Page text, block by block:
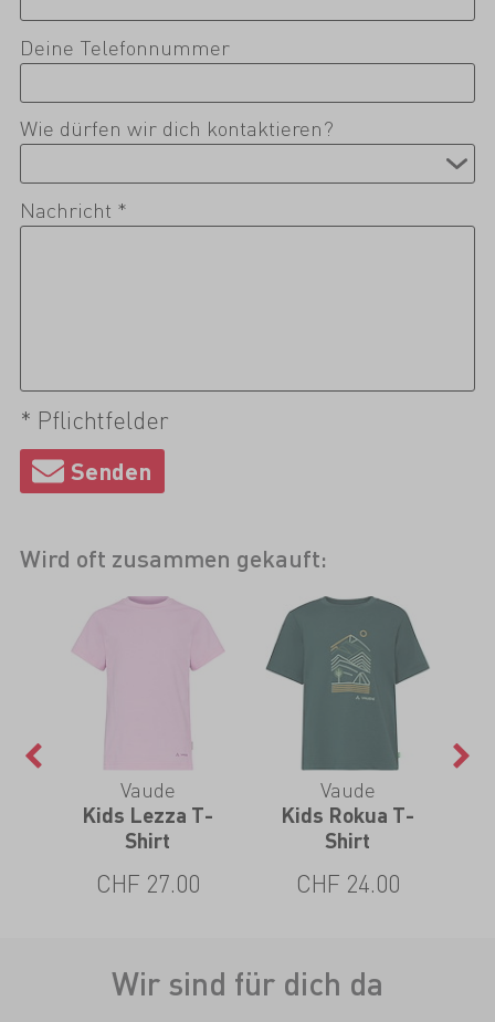
Deine Telefonnummer
Wie dürfen wir dich kontaktieren?
Nachricht *
* Pflichtfelder
Wird oft zusammen gekauft:
Vaude
Kids Lezza T-
Shirt
CHF 27.00
Vaude
Kids Rokua T-
Shirt
CHF 24.00
Wir sind für dich da